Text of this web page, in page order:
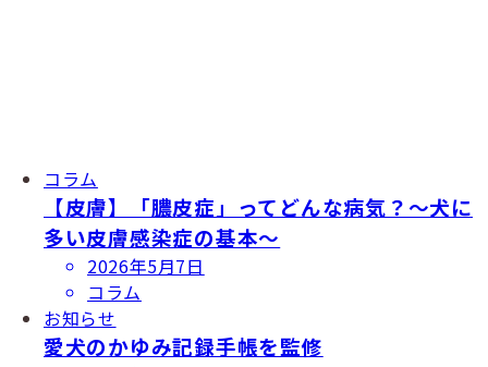
コラム
【皮膚】「膿皮症」ってどんな病気？〜犬に
多い皮膚感染症の基本〜
投
稿
日
2026年5月7日
コラム
お知らせ
愛犬のかゆみ記録手帳を監修